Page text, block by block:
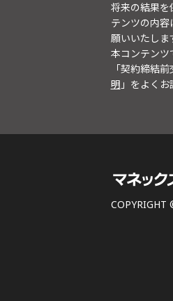
将来の結果を
テンツの内
願いいたしま
本コンテンツ
「契約締結
明 」をよくお
COPYRIGHT